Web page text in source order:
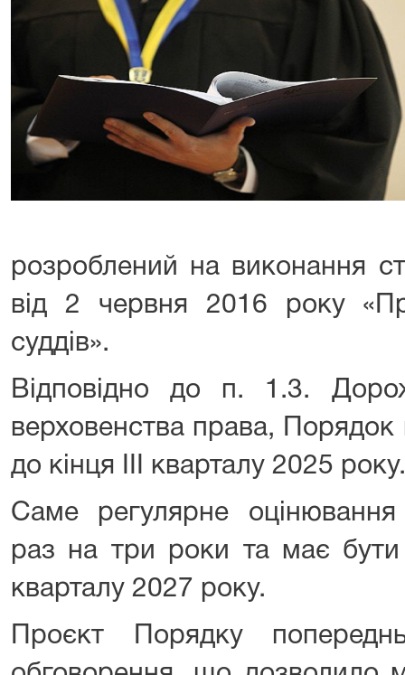
розроблений на виконання
від 2 червня 2016 року
суддів».
Відповідно до п. 1.3.
верховенства права,
до кінця ІІІ кварталу 2025 року.
Саме регулярне оцінювання
раз на три роки та має бути
кварталу 2027 року.
Проєкт Порядку